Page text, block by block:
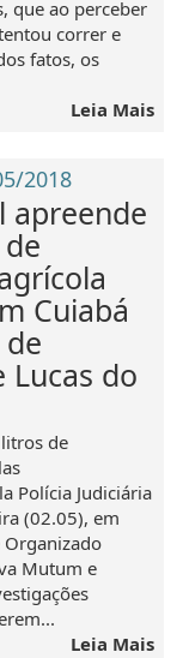
que ao perceber
correr e
fatos, os
Leia Mais
2018
apreende
Cuiabá
Lucas do
de
Polícia Judiciária
(02.05), em
Organizado
Mutum e
Leia Mais